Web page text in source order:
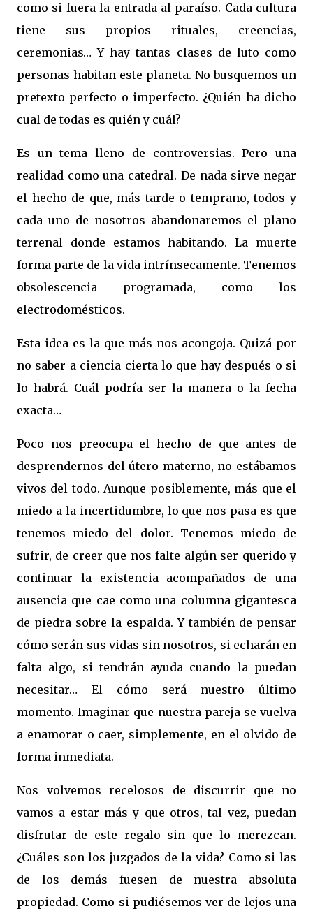
como si fuera la entrada al paraíso. Cada cultura
tiene sus propios rituales, creencias,
ceremonias… Y hay tantas clases de luto como
personas habitan este planeta. No busquemos un
pretexto perfecto o imperfecto. ¿Quién ha dicho
cual de todas es quién y cuál?
Es un tema lleno de controversias. Pero una
realidad como una catedral. De nada sirve negar
el hecho de que, más tarde o temprano, todos y
cada uno de nosotros abandonaremos el plano
terrenal donde estamos habitando. La muerte
forma parte de la vida intrínsecamente. Tenemos
obsolescencia programada, como los
electrodomésticos.
Esta idea es la que más nos acongoja. Quizá por
no saber a ciencia cierta lo que hay después o si
lo habrá. Cuál podría ser la manera o la fecha
exacta…
Poco nos preocupa el hecho de que antes de
desprendernos del útero materno, no estábamos
vivos del todo. Aunque posiblemente, más que el
miedo a la incertidumbre, lo que nos pasa es que
tenemos miedo del dolor. Tenemos miedo de
sufrir, de creer que nos falte algún ser querido y
continuar la existencia acompañados de una
ausencia que cae como una columna gigantesca
de piedra sobre la espalda. Y también de pensar
cómo serán sus vidas sin nosotros, si echarán en
falta algo, si tendrán ayuda cuando la puedan
necesitar… El cómo será nuestro último
momento. Imaginar que nuestra pareja se vuelva
a enamorar o caer, simplemente, en el olvido de
forma inmediata.
Nos volvemos recelosos de discurrir que no
vamos a estar más y que otros, tal vez, puedan
disfrutar de este regalo sin que lo merezcan.
¿Cuáles son los juzgados de la vida? Como si las
de los demás fuesen de nuestra absoluta
propiedad. Como si pudiésemos ver de lejos una